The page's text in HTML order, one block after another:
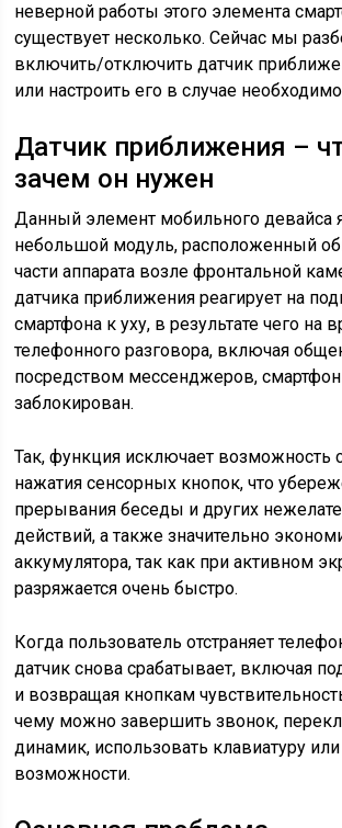
неверной работы этого элемента
существует несколько. Сейчас мы
включить/отключить датчик
или настроить его в случае
Датчик приближения –
зачем он нужен
Данный элемент мобильного девайса
небольшой модуль, расположенный
части аппарата возле фронтальной
датчика приближения реагирует на
смартфона к уху, в результате чего на
телефонного разговора, включая
посредством мессенджеров,
заблокирован.
Так, функция исключает возможность
нажатия сенсорных кнопок, что
прерывания беседы и других
действий, а также значительно
аккумулятора, так как при активном
разряжается очень быстро.
Когда пользователь отстраняет
датчик снова срабатывает, включая
и возвращая кнопкам
чему можно завершить звонок,
динамик, использовать клавиатуру
возможности.